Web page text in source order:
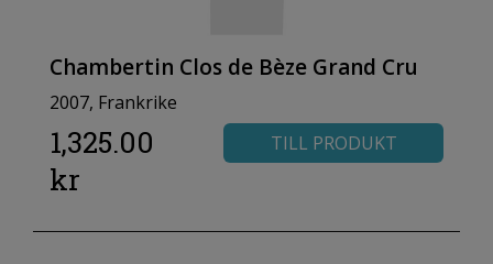
Chambertin Clos de Bèze Grand Cru
2007, Frankrike
1,325.00
kr
TILL PRODUKT